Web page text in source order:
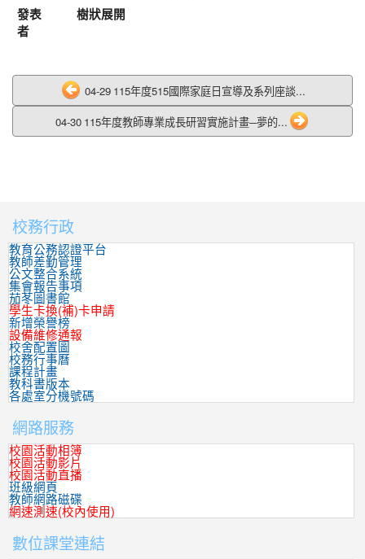
發表
者
樹狀展開
04-29 115年度515國際家庭日宣導及系列座談...
04-30 115年度教師專業成長研習實施計畫─夢的...
:::
校務行政
教育公務認證平台
教師差勤管理
公文整合系統
集會報告事項
茄苳圖書館
學生卡換(補)卡申請
新增榮譽榜
設備維修通報
校舍配置圖
校務行事曆
課程計畫
教科書版本
各處室分機號碼
網路服務
校園活動相簿
校園活動影片
校園活動直播
班級網頁
教師網路磁碟
網速測速(校內使用)
數位課堂連結